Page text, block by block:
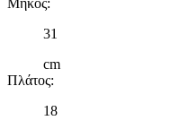
31
cm
Πλάτος:
18